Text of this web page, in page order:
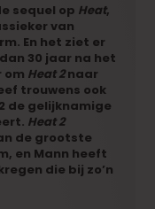
sequel op Heat,
van
En het ziet er
30 jaar na het
om Heat 2naar
trouwens ook
de gelijknamige
Heat 2
de grootste
en Mann heeft
die bij zo’n